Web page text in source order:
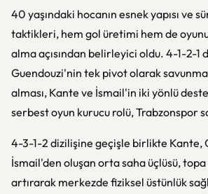
40 yaşındaki hocanın esnek yapısı ve
taktikleri, hem gol üretimi hem de
alma açısından belirleyici oldu. 4-1-2-1
Guendouzi'nin tek pivot olarak
alması, Kante ve İsmail'in iki yönlü
serbest oyun kurucu rolü, Trabzonspor
4-3-1-2 dizilişine geçişle birlikte Kante,
İsmail'den oluşan orta saha üçlüsü, topa
artırarak merkezde fiziksel üstünlük